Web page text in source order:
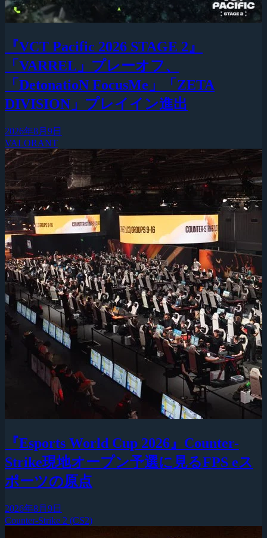
『VCT Pacific 2026 STAGE 2』
「VARREL」プレーオフ、
「DetonatioN FocusMe」「ZETA
DIVISION」プレイイン進出
2026年8月9日
VALORANT
『Esports World Cup 2026』Counter-
Strike現地オープン予選に見るFPS eス
ポーツの原点
2026年8月9日
Counter-Strike 2 (CS2)